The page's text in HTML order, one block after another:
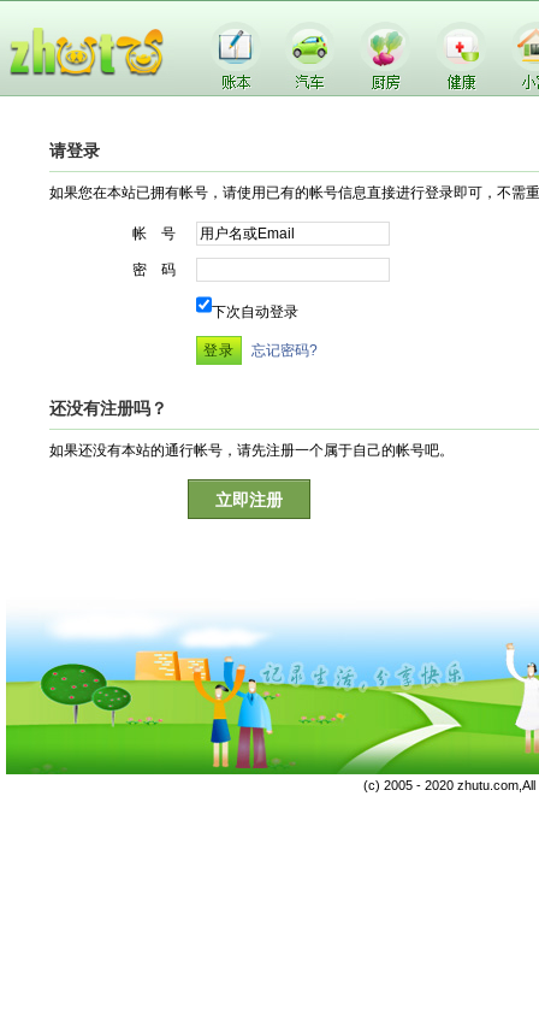
请登录
如果您在本站已拥有帐号，请使用已有的帐号信息直接进行登录即可，不需
帐 号
密 码
下次自动登录
忘记密码?
还没有注册吗？
如果还没有本站的通行帐号，请先注册一个属于自己的帐号吧。
立即注册
(c) 2005 - 2020